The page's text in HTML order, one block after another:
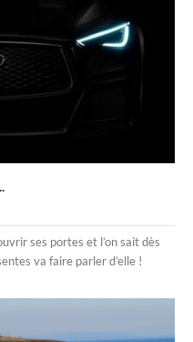
ses portes et l’on sait dès
va faire parler d’elle !